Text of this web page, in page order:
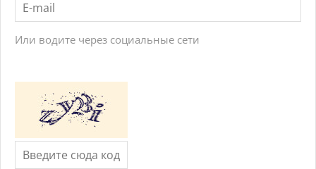
Или водите через социальные сети